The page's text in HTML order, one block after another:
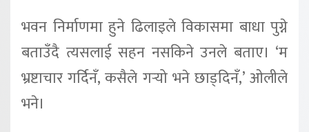
भवन निर्माणमा हुने ढिलाइले विकासमा बाधा पुग्ने
बताउँदै त्यसलाई सहन नसकिने उनले बताए। ‘म
भ्रष्टाचार गर्दिनँ, कसैले गर्‍यो भने छाड्दिनँ,’ ओलीले
भने।